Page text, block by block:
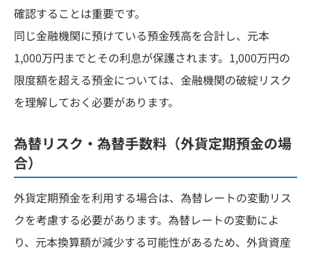
確認することは重要です。
同じ金融機関に預けている預金残高を合計し、元本
1,000万円までとその利息が保護されます。1,000万円の
限度額を超える預金については、金融機関の破綻リスク
を理解しておく必要があります。
為替リスク・為替手数料（外貨定期預金の場
合）
外貨定期預金を利用する場合は、為替レートの変動リス
クを考慮する必要があります。為替レートの変動によ
り、元本換算額が減少する可能性があるため、外貨資産